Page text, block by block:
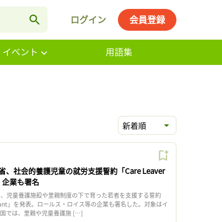
ログイン 会員登録
ベント 用語集
新着順
、社会的養護児童の就労支援誓約「Care Leaver
業も署名
童養護施設や里親制度の下で育った若者を支援する誓約
」を発表。ロールス・ロイス等の企業も署名した。対象はイ
では、里親や児童養護施 […]